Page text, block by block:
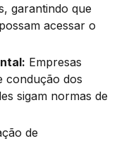
garantindo que
acessar o
Empresas
condução dos
sigam normas de
de